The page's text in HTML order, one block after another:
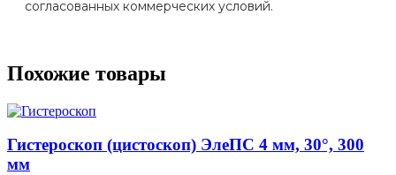
согласованных коммерческих условий.
Похожие товары
Гистероскоп (цистоскоп) ЭлеПС 4 мм, 30°, 300
мм